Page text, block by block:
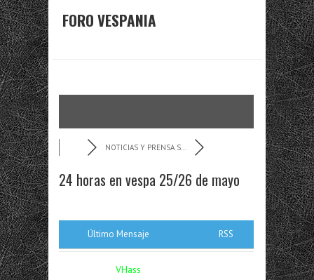
FORO VESPANIA
NOTICIAS Y PRENSA S...
24 horas en vespa 25/26 de mayo
Último Mensaje RSS
VHass